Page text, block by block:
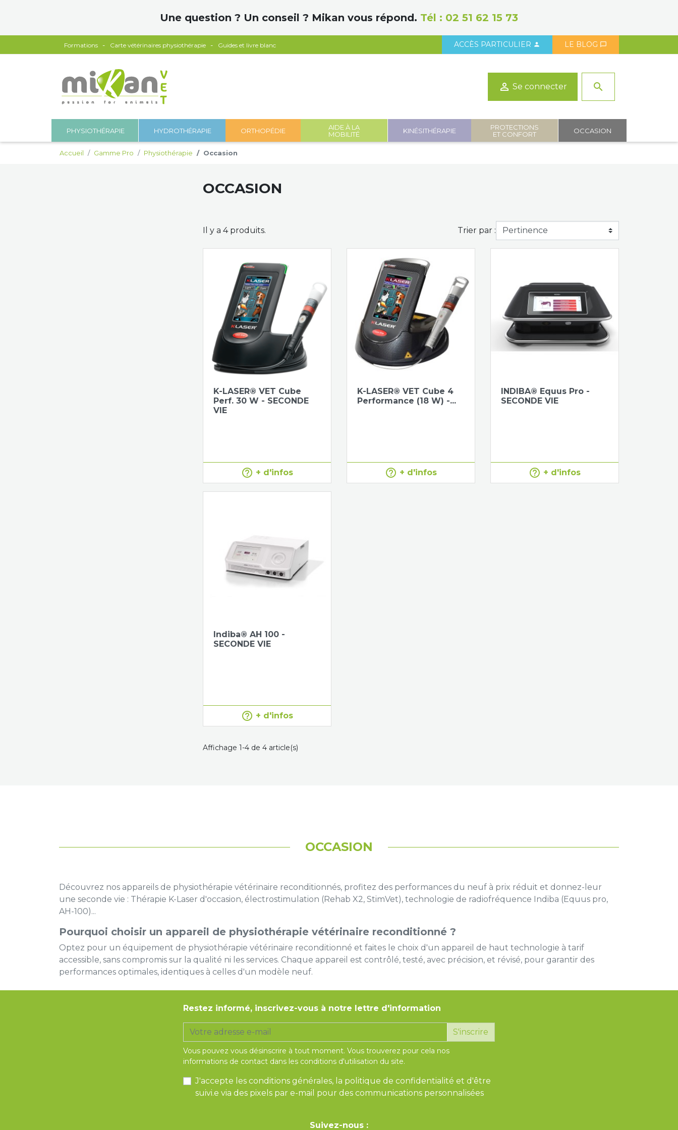
Une question ? Un conseil ? Mikan vous répond. Tél : 02 51 62 15 73
Formations Carte vétérinaires physiothérapie Guides et livre blanc ACCÈS PARTICULIER  LE BLOG 
 Se connecter search
PHYSIOTHÉRAPIE HYDROTHÉRAPIE ORTHOPÉDIE
AIDE À LA
MOBILITÉ
KINÉSITHÉRAPIE
PROTECTIONS
ET CONFORT
OCCASION
Accueil Gamme Pro Physiothérapie Occasion
OCCASION
Il y a 4 produits. Trier par :
K-LASER® VET Cube
Perf. 30 W - SECONDE
VIE
help_outline + d'infos
K-LASER® VET Cube 4
Performance (18 W) -...
help_outline + d'infos
INDIBA® Equus Pro -
SECONDE VIE
help_outline + d'infos
Indiba® AH 100 -
SECONDE VIE
help_outline + d'infos
Affichage 1-4 de 4 article(s)
OCCASION
Découvrez nos appareils de physiothérapie vétérinaire reconditionnés, profitez des performances du neuf à prix réduit et donnez-leur
une seconde vie : Thérapie K-Laser d'occasion, électrostimulation (Rehab X2, StimVet), technologie de radiofréquence Indiba (Equus pro,
AH-100)...
Pourquoi choisir un appareil de physiothérapie vétérinaire reconditionné ?
Optez pour un équipement de physiothérapie vétérinaire reconditionné et faites le choix d'un appareil de haut technologie à tarif
accessible, sans compromis sur la qualité ni les services. Chaque appareil est contrôlé, testé, avec précision, et révisé, pour garantir des
performances optimales, identiques à celles d'un modèle neuf.
Restez informé, inscrivez-vous à notre lettre d'information
S'inscrire
Vous pouvez vous désinscrire à tout moment. Vous trouverez pour cela nos
informations de contact dans les conditions d'utilisation du site.
J'accepte les conditions générales, la politique de confidentialité et d'être
suivi.e via des pixels par e-mail pour des communications personnalisées
Suivez-nous :